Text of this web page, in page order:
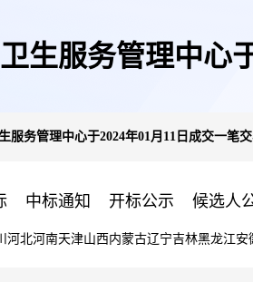
生服务管理中心
服务管理中心于2024年01月11日成交一笔
中标通知 开标公示 候选人
河北河南天津山西内蒙古辽宁吉林黑龙江安